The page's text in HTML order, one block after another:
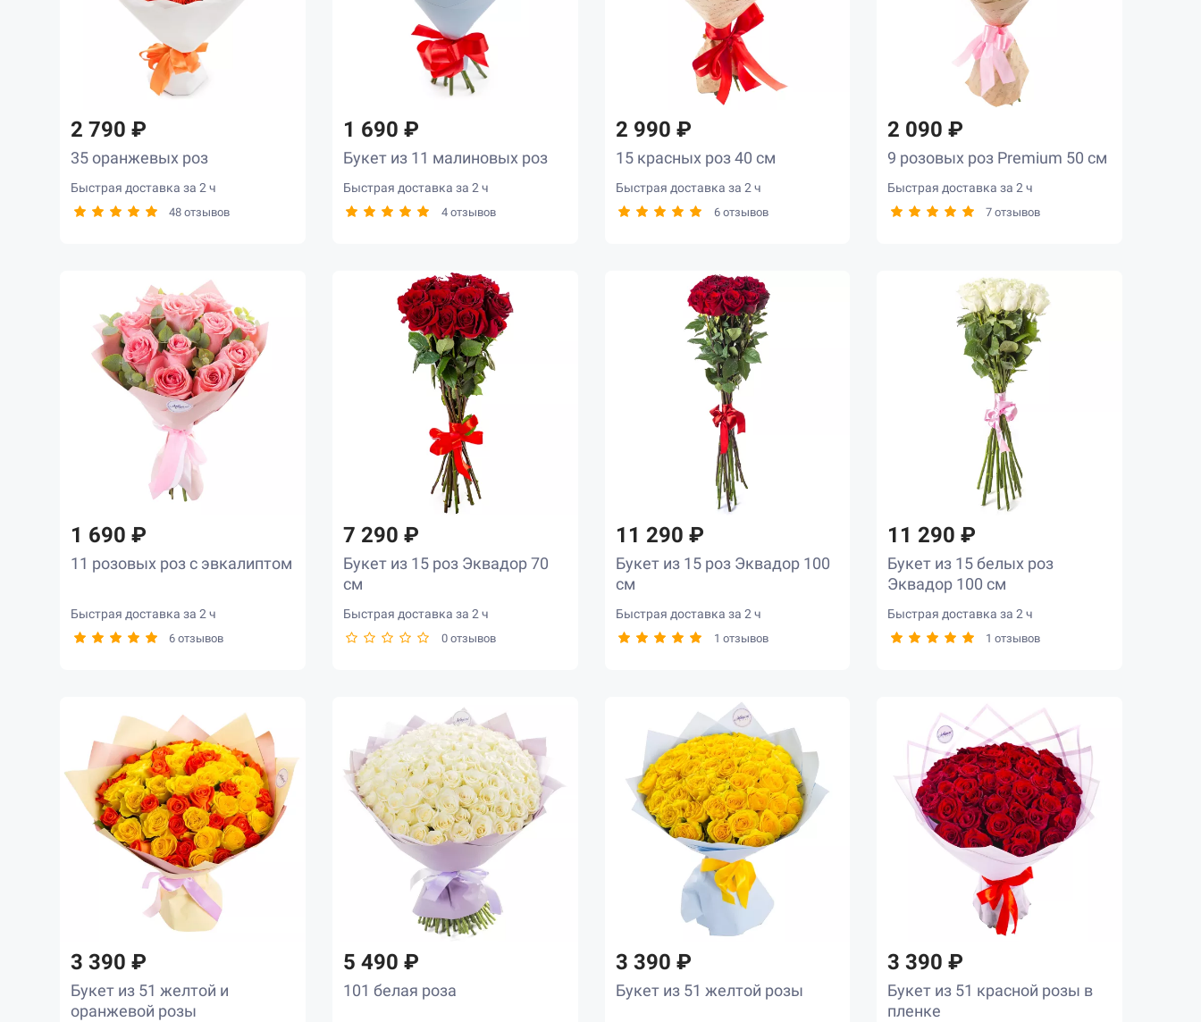
2 790 ₽
35 оранжевых роз
Быстрая доставка за 2 ч
48 отзывов
1 690 ₽
Букет из 11 малиновых роз
Быстрая доставка за 2 ч
4 отзывов
2 990 ₽
15 красных роз 40 см
Быстрая доставка за 2 ч
6 отзывов
2 090 ₽
9 розовых роз Premium 50 см
Быстрая доставка за 2 ч
7 отзывов
1 690 ₽
11 розовых роз с эвкалиптом
Быстрая доставка за 2 ч
6 отзывов
7 290 ₽
Букет из 15 роз Эквадор 70
см
Быстрая доставка за 2 ч
0 отзывов
11 290 ₽
Букет из 15 роз Эквадор 100
см
Быстрая доставка за 2 ч
1 отзывов
11 290 ₽
Букет из 15 белых роз
Эквадор 100 см
Быстрая доставка за 2 ч
1 отзывов
3 390 ₽
Букет из 51 желтой и
оранжевой розы
5 490 ₽
101 белая роза
3 390 ₽
Букет из 51 желтой розы
3 390 ₽
Букет из 51 красной розы в
пленке